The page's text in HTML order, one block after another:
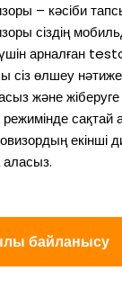
– кәсіби
сіздің
арналған
өлшеу
және
екінші
аласыз.
байланысу